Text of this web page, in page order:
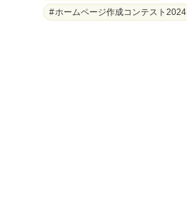
ホームページ作成コンテスト2024